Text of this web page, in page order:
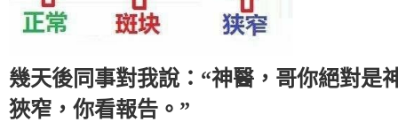
幾天後同事對我說：“神醫，哥你絕對是
狹窄，你看報告。”